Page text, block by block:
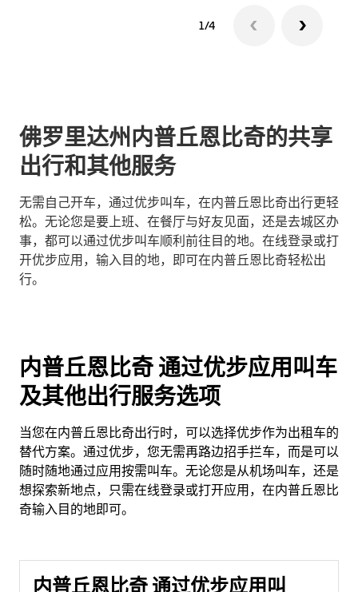
1/4
佛罗里达州内普丘恩比奇的共享
出行和其他服务
无需自己开车，通过优步叫车，在内普丘恩比奇出行更轻
松。无论您是要上班、在餐厅与好友见面，还是去城区办
事，都可以通过优步叫车顺利前往目的地。在线登录或打
开优步应用，输入目的地，即可在内普丘恩比奇轻松出
行。
内普丘恩比奇 通过优步应用叫车
及其他出行服务选项
当您在内普丘恩比奇出行时，可以选择优步作为出租车的
替代方案。通过优步，您无需再路边招手拦车，而是可以
随时随地通过应用按需叫车。无论您是从机场叫车，还是
想探索新地点，只需在线登录或打开应用，在内普丘恩比
奇输入目的地即可。
内普丘恩比奇 通过优步应用叫